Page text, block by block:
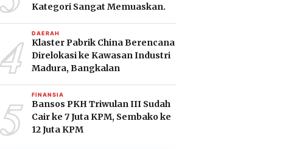
Kategori Sangat Memuaskan.
4 DAERAH
Klaster Pabrik China Berencana
Direlokasi ke Kawasan Industri
Madura, Bangkalan
5 FINANSIA
Bansos PKH Triwulan III Sudah
Cair ke 7 Juta KPM, Sembako ke
12 Juta KPM